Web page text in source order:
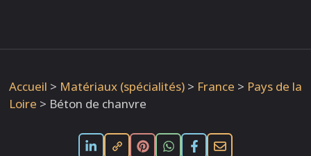
Accueil > Matériaux (spécialités) > France > Pays de la
Loire > Béton de chanvre